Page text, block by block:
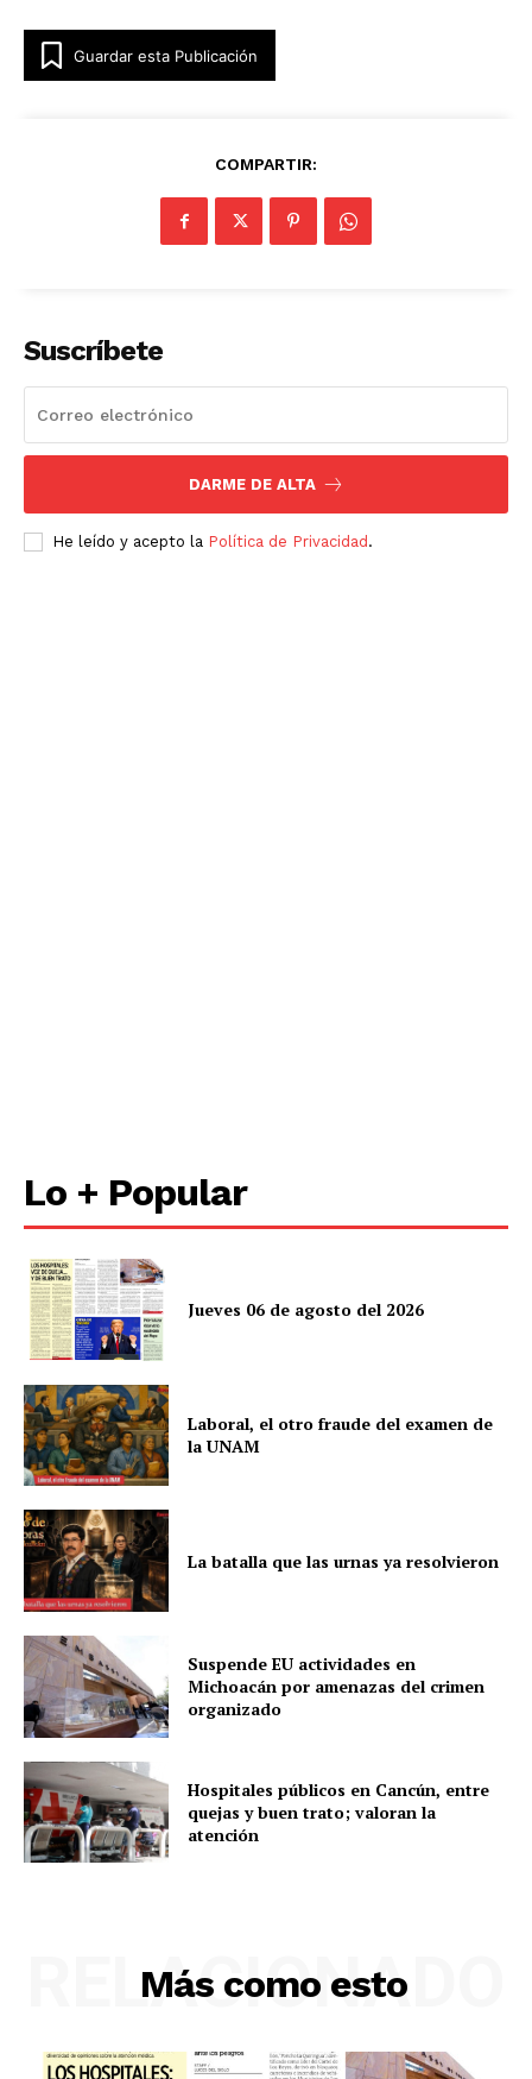
Del Siglo
Guardar esta Publicación
COMPARTIR:
Suscríbete
DARME DE ALTA
He leído y acepto la Política de Privacidad .
Lo + Popular
Jueves 06 de agosto del 2026
Laboral, el otro fraude del examen de
la UNAM
La batalla que las urnas ya resolvieron
Suspende EU actividades en
Michoacán por amenazas del crimen
organizado
Hospitales públicos en Cancún, entre
quejas y buen trato; valoran la
atención
Más como esto
RELACIONADO